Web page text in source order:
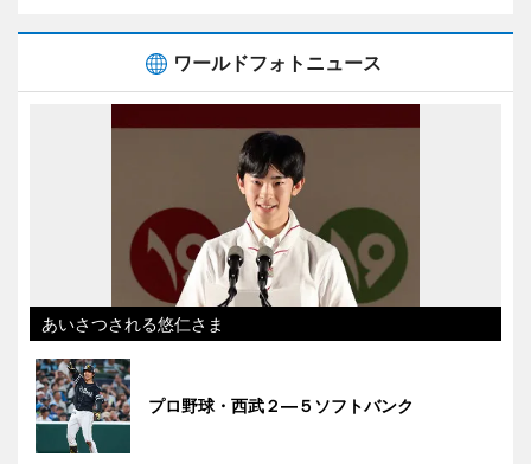
ワールドフォトニュース
あいさつされる悠仁さま
プロ野球・西武２―５ソフトバンク